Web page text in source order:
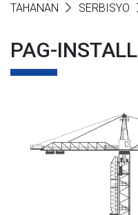
TAHANAN SERBISYO
PAG-INSTALL